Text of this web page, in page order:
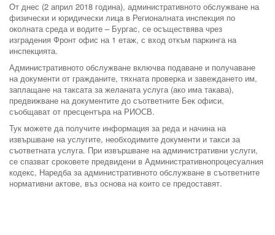
От днес (2 април 2018 година), административното обслужване на
физически и юридически лица в Регионалната инспекция по
околната среда и водите – Бургас, се осъществява чрез
изградения Фронт офис на 1 етаж, с вход откъм паркинга на
инспекцията.
Административното обслужване включва подаване и получаване
на документи от гражданите, тяхната проверка и завеждането им,
заплащане на таксата за желаната услуга (ако има такава),
предвижване на документите до съответните Бек офиси,
съобщават от пресцентъра на РИОСВ.
Тук можете да получите информация за реда и начина на
извършване на услугите, необходимите документи и такси за
съответната услуга. При извършване на административни услуги,
се спазват сроковете предвидени в Административнопроцесуалния
кодекс, Наредба за административното обслужване в съответните
нормативни актове, въз основа на които се предоставят.